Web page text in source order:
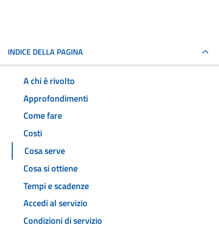
INDICE DELLA PAGINA
A chi è rivolto
Approfondimenti
Come fare
Costi
Cosa serve
Cosa si ottiene
Tempi e scadenze
Accedi al servizio
Condizioni di servizio